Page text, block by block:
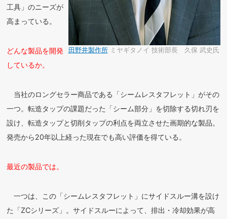
田野井製作所ミヤギタノイ 技術部長 久保 武史氏
工具」のニーズが
高まっている。
どんな製品を開発
しているか。
当社のロングセラー商品である「シームレスタフレット」がその
一つ。転造タップの課題だった「シーム部分」を切除する切れ刃を
設け、転造タップと切削タップの利点を両立させた画期的な製品。
発売から20年以上経った現在でも高い評価を得ている。
最近の製品では。
一つは、この「シームレスタフレット」にサイドスルー溝を設け
た「ZCシリーズ」。サイドスルーによって、排出・冷却効果が高